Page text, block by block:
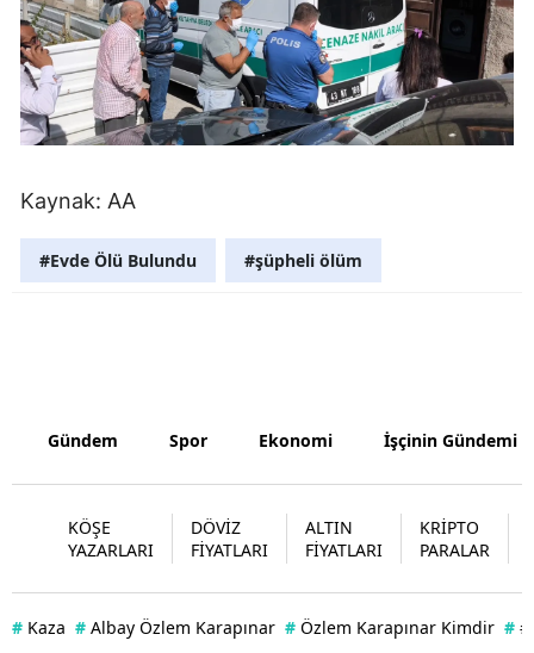
Ordu
Rize
Sakarya
Trabzon
Şanlıurfa
Uşak
Kaynak: AA
#Evde Ölü Bulundu #şüpheli ölüm
Gündem Spor Ekonomi İşçinin Gündemi
KÖŞE
YAZARLARI
DÖVİZ
FİYATLARI
ALTIN
FİYATLARI
KRİPTO
PARALAR
# Kaza # Albay Özlem Karapınar # Özlem Karapınar Kimdir #